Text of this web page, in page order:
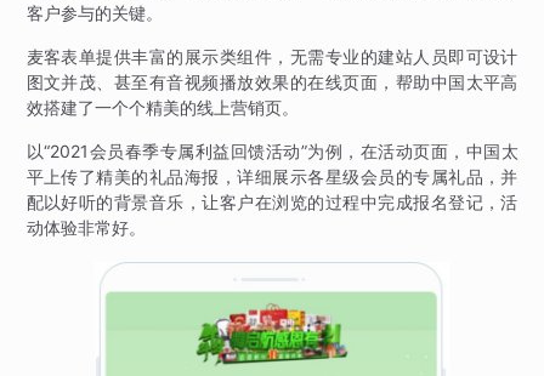
客户参与的关键。
麦客表单提供丰富的展示类组件，无需专业的建站人员即可设计
图文并茂、甚至有音视频播放效果的在线页面，帮助中国太平高
效搭建了一个个精美的线上营销页。
以“2021会员春季专属利益回馈活动”为例，在活动页面，中国太
平上传了精美的礼品海报，详细展示各星级会员的专属礼品，并
配以好听的背景音乐，让客户在浏览的过程中完成报名登记，活
动体验非常好。